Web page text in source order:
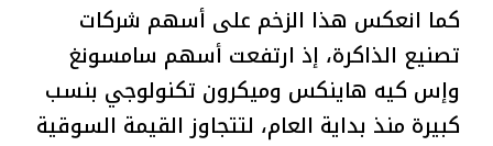
كما انعكس هذا الزخم على أسهم شركات
تصنيع الذاكرة، إذ ارتفعت أسهم سامسونغ
وإس كيه هاينكس وميكرون تكنولوجي بنسب
كبيرة منذ بداية العام، لتتجاوز القيمة السوقية